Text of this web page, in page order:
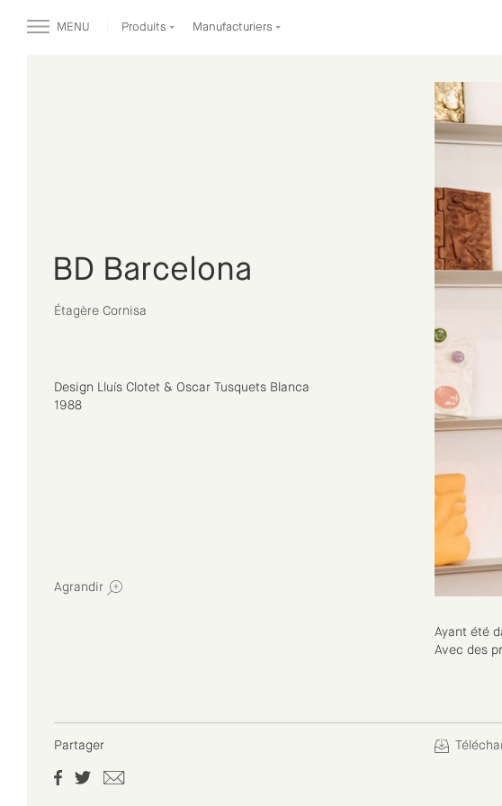
MENU Produits Manufacturiers
Agrandir
BD Barcelona
Étagère Cornisa
Design Lluís Clotet & Oscar Tusquets Blanca
1988
Ayant été
Avec des
Partager